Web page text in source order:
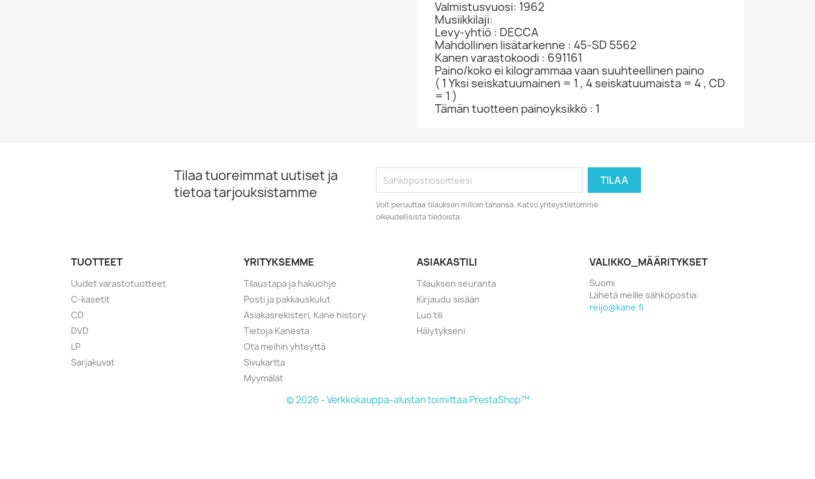
Valmistusvuosi: 1962
Musiikkilaji:
Levy-yhtiö : DECCA
Mahdollinen lisätarkenne : 45-SD 5562
Kanen varastokoodi : 691161
Paino/koko ei kilogrammaa vaan suuhteellinen paino
( 1 Yksi seiskatuumainen = 1 , 4 seiskatuumaista = 4 , CD
= 1 )
Tämän tuotteen painoyksikkö : 1
Tilaa tuoreimmat uutiset ja
tietoa tarjouksistamme
Voit peruuttaa tilauksen milloin tahansa. Katso yhteystietomme
oikeudellisista tiedoista.
TUOTTEET
Uudet varastotuotteet
C-kasetit
CD
DVD
LP
Sarjakuvat
YRITYKSEMME
Tilaustapa ja hakuohje
Posti ja pakkauskulut
Asiakasrekisteri, Kane history
Tietoja Kanesta
Ota meihin yhteyttä
Sivukartta
Myymälät
ASIAKASTILI
Tilauksen seuranta
Kirjaudu sisään
Luo tili
Hälytykseni
VALIKKO_MÄÄRITYKSET
Suomi
Lähetä meille sähköpostia:
reijo@kane.fi
© 2026 - Verkkokauppa-alustan toimittaa PrestaShop™